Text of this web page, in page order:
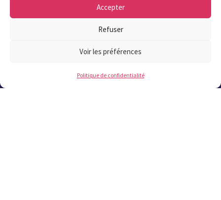
Accepter
Refuser
Voir les préférences
Politique de confidentialité
Contact